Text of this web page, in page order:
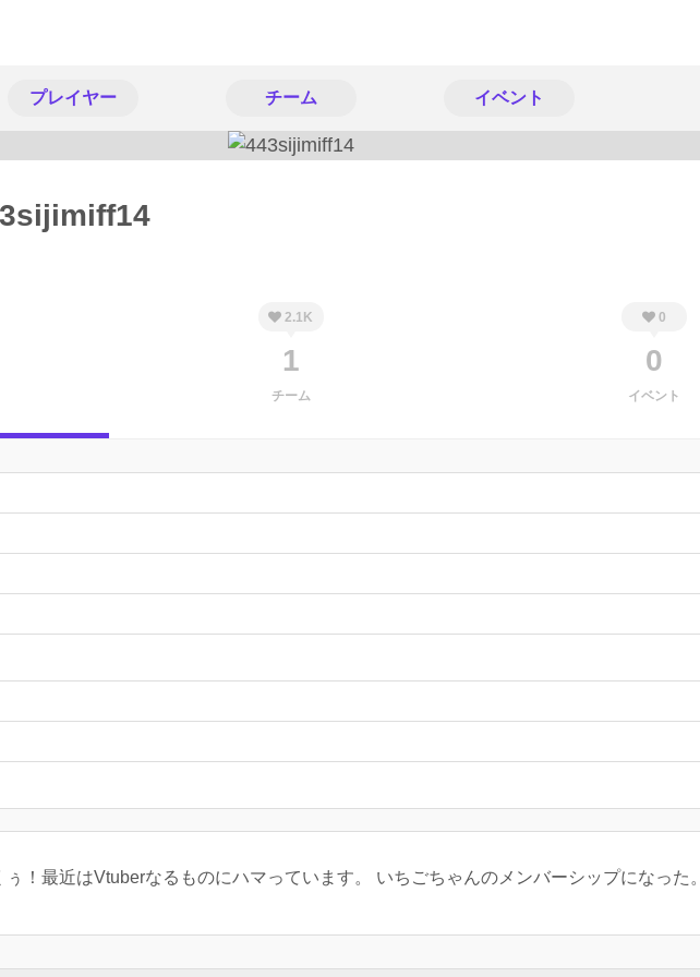
プレイヤー チーム イベント
2.1K
1
チーム
0
0
イベント
！最近はVtuberなるものにハマっています。 いちごちゃんのメンバーシップになった。